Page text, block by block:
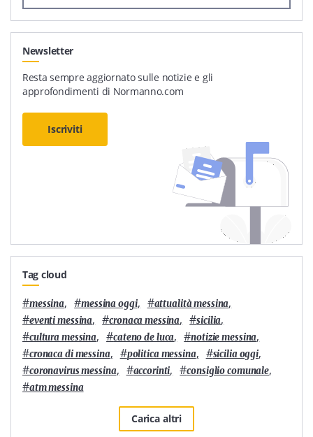
Newsletter
Resta sempre aggiornato sulle notizie e gli
approfondimenti di Normanno.com
Iscriviti
Tag cloud
#messina, #messina oggi, #attualità messina,
#eventi messina, #cronaca messina, #sicilia,
#cultura messina, #cateno de luca, #notizie messina,
#cronaca di messina, #politica messina, #sicilia oggi,
#coronavirus messina, #accorinti, #consiglio comunale,
#atm messina
Carica altri